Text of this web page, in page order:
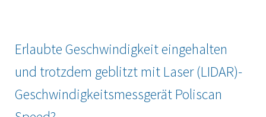
Erlaubte Geschwindigkeit eingehalten
und trotzdem geblitzt mit Laser (LIDAR)-
Geschwindigkeitsmessgerät Poliscan